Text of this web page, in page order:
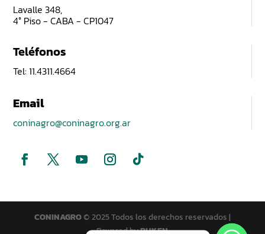
Lavalle 348,
4° Piso - CABA - CP1047
Teléfonos
Tel: 11.4311.4664
Email
coninagro@coninagro.org.ar
CONINAGRO© 2025 Todos los derechos reservados |
Powered byPUKEN